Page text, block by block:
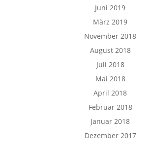
Juni 2019
März 2019
November 2018
August 2018
Juli 2018
Mai 2018
April 2018
Februar 2018
Januar 2018
Dezember 2017